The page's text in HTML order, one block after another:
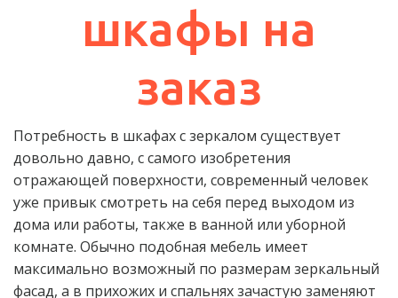
шкафы на
заказ
Потребность в шкафах с зеркалом существует
довольно давно, с самого изобретения
отражающей поверхности, современный человек
уже привык смотреть на себя перед выходом из
дома или работы, также в ванной или уборной
комнате. Обычно подобная мебель имеет
максимально возможный по размерам зеркальный
фасад, а в прихожих и спальнях зачастую заменяют